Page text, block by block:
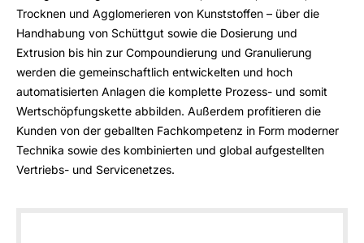
Trocknen und Agglomerieren von Kunststoffen – über die
Handhabung von Schüttgut sowie die Dosierung und
Extrusion bis hin zur Compoundierung und Granulierung
werden die gemeinschaftlich entwickelten und hoch
automatisierten Anlagen die komplette Prozess- und somit
Wertschöpfungskette abbilden. Außerdem profitieren die
Kunden von der geballten Fachkompetenz in Form moderner
Technika sowie des kombinierten und global aufgestellten
Vertriebs- und Servicenetzes.